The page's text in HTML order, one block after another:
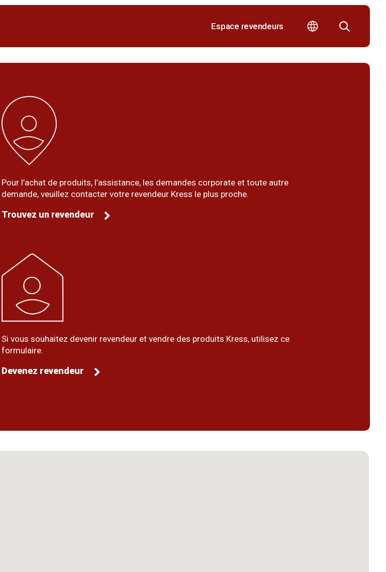
Espace revendeurs
Pour l’achat de produits, l’assistance, les demandes corporate et toute autre
demande, veuillez contacter votre revendeur Kress le plus proche.
Trouvez un revendeur
Si vous souhaitez devenir revendeur et vendre des produits Kress, utilisez ce
formulaire.
Devenez revendeur